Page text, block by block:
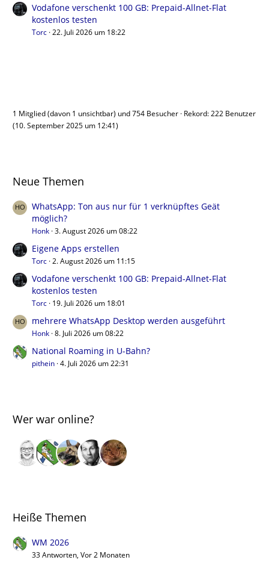
Vodafone verschenkt 100 GB: Prepaid-Allnet-Flat
kostenlos testen
Torc 22. Juli 2026 um 18:22
1 Mitglied (davon 1 unsichtbar) und 754 Besucher Rekord: 222 Benutzer
(10. September 2025 um 12:41)
Neue Themen
WhatsApp: Ton aus nur für 1 verknüpftes Geät
möglich?
Honk 3. August 2026 um 08:22
Eigene Apps erstellen
Torc 2. August 2026 um 11:15
Vodafone verschenkt 100 GB: Prepaid-Allnet-Flat
kostenlos testen
Torc 19. Juli 2026 um 18:01
mehrere WhatsApp Desktop werden ausgeführt
Honk 8. Juli 2026 um 08:22
National Roaming in U-Bahn?
pithein 4. Juli 2026 um 22:31
Wer war online?
Heiße Themen
WM 2026
33 Antworten, Vor 2 Monaten